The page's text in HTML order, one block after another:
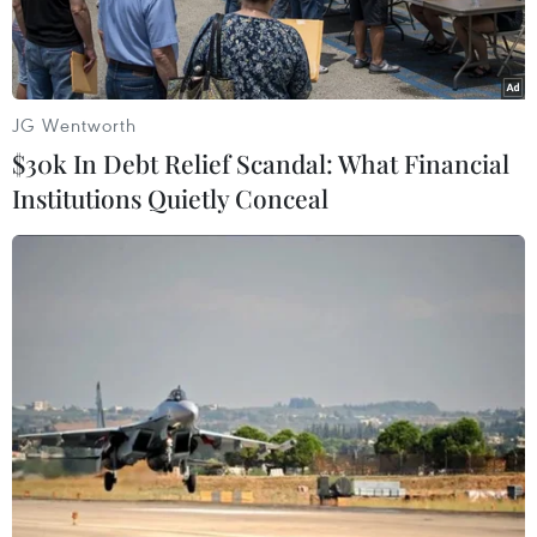
Các tàu chở container tại cảng trung chuyển Keppel tại
tư trong Hiệp định thương mại tự do giữa hai
bên (EUSFTA).
Trong một thông cáo phát đi cuối tuần qua, EU
nhấn mạnh sự kiện này đánh dấu việc kết thúc
JG Wentworth
$30k In Debt Relief Scandal: What Financial
Institutions Quietly Conceal